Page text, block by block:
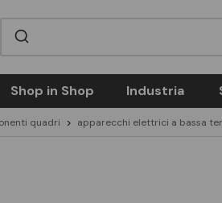
Shop in Shop Industria
quadri apparecchi elettrici a bassa